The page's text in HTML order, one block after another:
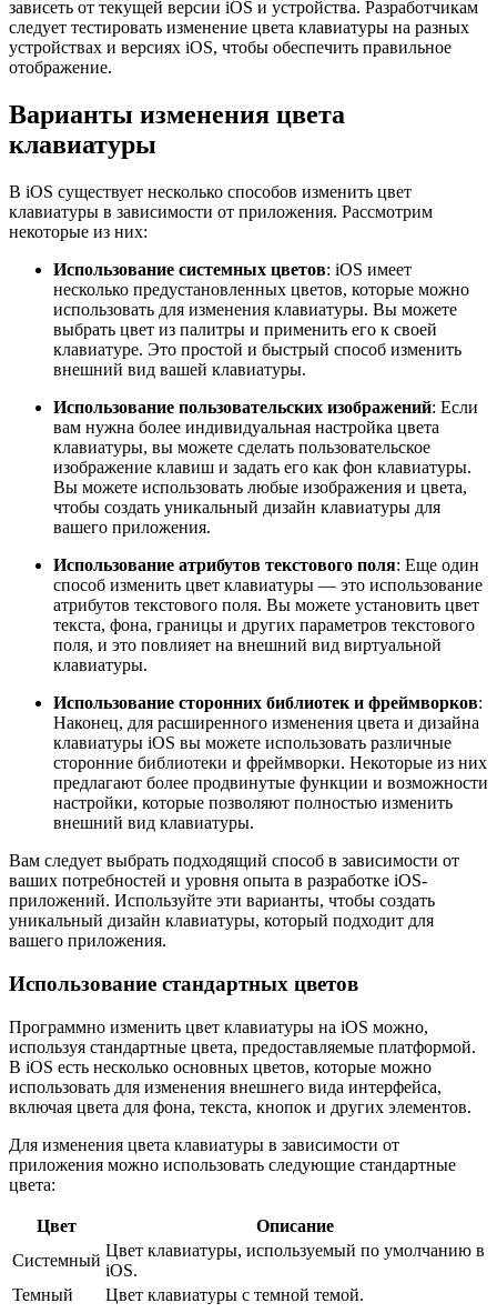
зависеть от текущей версии iOS и устройства. Разработчикам
следует тестировать изменение цвета клавиатуры на разных
устройствах и версиях iOS, чтобы обеспечить правильное
отображение.
Варианты изменения цвета
клавиатуры
В iOS существует несколько способов изменить цвет
клавиатуры в зависимости от приложения. Рассмотрим
некоторые из них:
Использование системных цветов: iOS имеет
несколько предустановленных цветов, которые можно
использовать для изменения клавиатуры. Вы можете
выбрать цвет из палитры и применить его к своей
клавиатуре. Это простой и быстрый способ изменить
внешний вид вашей клавиатуры.
Использование пользовательских изображений: Если
вам нужна более индивидуальная настройка цвета
клавиатуры, вы можете сделать пользовательское
изображение клавиш и задать его как фон клавиатуры.
Вы можете использовать любые изображения и цвета,
чтобы создать уникальный дизайн клавиатуры для
вашего приложения.
Использование атрибутов текстового поля: Еще один
способ изменить цвет клавиатуры — это использование
атрибутов текстового поля. Вы можете установить цвет
текста, фона, границы и других параметров текстового
поля, и это повлияет на внешний вид виртуальной
клавиатуры.
Использование сторонних библиотек и фреймворков:
Наконец, для расширенного изменения цвета и дизайна
клавиатуры iOS вы можете использовать различные
сторонние библиотеки и фреймворки. Некоторые из них
предлагают более продвинутые функции и возможности
настройки, которые позволяют полностью изменить
внешний вид клавиатуры.
Вам следует выбрать подходящий способ в зависимости от
ваших потребностей и уровня опыта в разработке iOS-
приложений. Используйте эти варианты, чтобы создать
уникальный дизайн клавиатуры, который подходит для
вашего приложения.
Использование стандартных цветов
Программно изменить цвет клавиатуры на iOS можно,
используя стандартные цвета, предоставляемые платформой.
В iOS есть несколько основных цветов, которые можно
использовать для изменения внешнего вида интерфейса,
включая цвета для фона, текста, кнопок и других элементов.
Для изменения цвета клавиатуры в зависимости от
приложения можно использовать следующие стандартные
цвета:
Цвет
Описание
Системный
Цвет клавиатуры, используемый по умолчанию в
iOS.
Темный
Цвет клавиатуры с темной темой.